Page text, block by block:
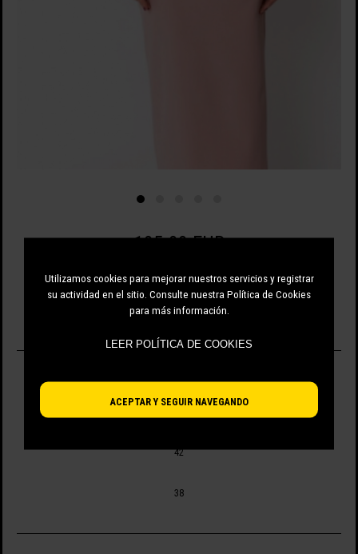
Utilizamos cookies para mejorar nuestros servicios y registrar
su actividad en el sitio. Consulte nuestra Política de Cookies
para más información.
ACEPTAR Y SEGUIR NAVEGANDO
105.00 EUR
VERDE ESMERALDA
42
38
LEER POLÍTICA DE COOKIES